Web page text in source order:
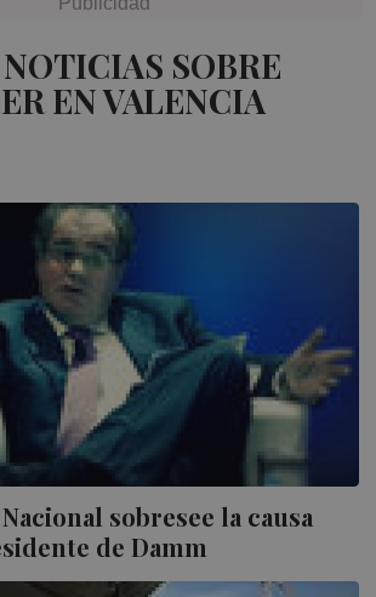
SOBRE
EN VALENCIA
sobresee la causa
de Damm